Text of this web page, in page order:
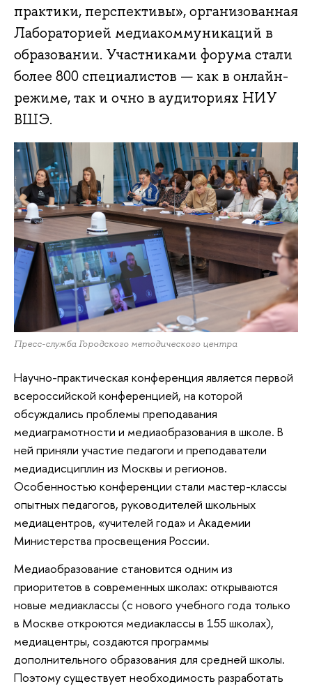
практики, перспективы», организованная
Лабораторией медиакоммуникаций в
образовании. Участниками форума стали
более 800 специалистов — как в онлайн-
режиме, так и очно в аудиториях НИУ
ВШЭ.
Пресс-служба Городского методического центра
Научно-практическая конференция является первой
всероссийской конференцией, на которой
обсуждались проблемы преподавания
медиаграмотности и медиаобразования в школе. В
ней приняли участие педагоги и преподаватели
медиадисциплин из Москвы и регионов.
Особенностью конференции стали мастер-классы
опытных педагогов, руководителей школьных
медиацентров, «учителей года» и Академии
Министерства просвещения России.
Медиаобразование становится одним из
приоритетов в современных школах: открываются
новые медиаклассы (с нового учебного года только
в Москве откроются медиаклассы в 155 школах),
медиацентры, создаются программы
дополнительного образования для средней школы.
Поэтому существует необходимость разработать